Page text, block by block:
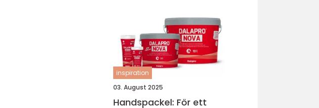
inspiration
03. August 2025
Handspackel: För ett